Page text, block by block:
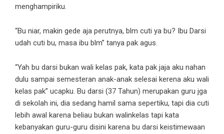
menghampiriku.
“Bu niar, makin gede aja perutnya, blm cuti ya bu? Ibu Darsi
udah cuti bu, masa ibu blm” tanya pak agus.
“Yah bu darsi bukan wali kelas pak, kata pak jaja aku nahan
dulu sampai semesteran anak-anak selesai kerena aku wali
kelas pak” ucapku. Bu darsi (37 Tahun) merupakan guru jga
di sekolah ini, dia sedang hamil sama sepertiku, tapi dia cuti
lebih awal karena beliau bukan walinkelas tapi kata
kebanyakan guru-guru disini karena bu darsi keistimewaan